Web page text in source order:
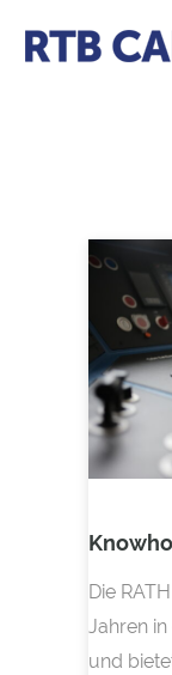
Die
Jahren
und